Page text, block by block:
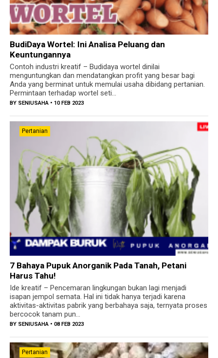
BudiDaya Wortel: Ini Analisa Peluang dan
Keuntungannya
Contoh industri kreatif – Budidaya wortel dinilai
menguntungkan dan mendatangkan profit yang besar bagi
Anda yang berminat untuk memulai usaha dibidang pertanian.
Permintaan terhadap wortel seti...
BY SENIUSAHA • 10 FEB 2023
Pertanian
7 Bahaya Pupuk Anorganik Pada Tanah, Petani
Harus Tahu!
Ide kreatif – Pencemaran lingkungan bukan lagi menjadi
isapan jempol semata. Hal ini tidak hanya terjadi karena
aktivitas-aktivitas pabrik yang berbahaya saja, ternyata proses
bercocok tanam pun...
BY SENIUSAHA • 08 FEB 2023
Pertanian